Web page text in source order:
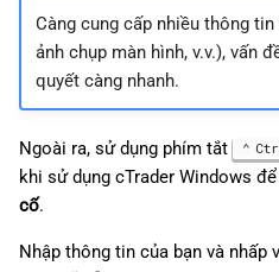
Càng cung cấp nhiều thông
ảnh chụp màn hình, v.v.), vấn
quyết càng nhanh.
Ngoài ra, sử dụng phím tắt
khi sử dụng cTrader Windows
cố.
Nhập thông tin của bạn và nhấp